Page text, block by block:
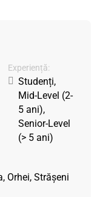
Experiență:
Studenți,
Mid-Level (2-
5 ani),
Senior-Level
(> 5 ani)
Orhei, Strășeni